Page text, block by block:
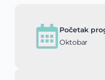
Početak
Oktobar